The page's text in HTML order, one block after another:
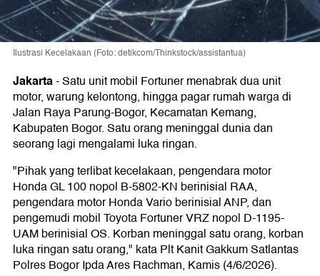
Ilustrasi Kecelakaan (Foto: detikcom/Thinkstock/assistantua)
Jakarta-Satu unit mobil Fortuner menabrak dua unit
motor, warung kelontong, hingga pagar rumah warga di
Jalan Raya Parung-Bogor, Kecamatan Kemang,
Kabupaten Bogor. Satu orang meninggal dunia dan
seorang lagi mengalami luka ringan.
"Pihak yang terlibat kecelakaan, pengendara motor
Honda GL 100 nopol B-5802-KN berinisial RAA,
pengendara motor Honda Vario berinisial ANP, dan
pengemudi mobil Toyota Fortuner VRZ nopol D-1195-
UAM berinisial OS. Korban meninggal satu orang, korban
luka ringan satu orang," kata Plt Kanit Gakkum Satlantas
Polres Bogor Ipda Ares Rachman, Kamis (4/6/2026).